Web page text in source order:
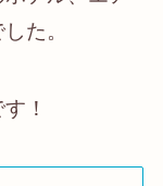
た。
！